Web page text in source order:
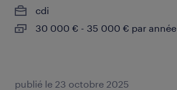
cdi
30 000 € - 35 000 € par année
publié le 23 octobre 2025